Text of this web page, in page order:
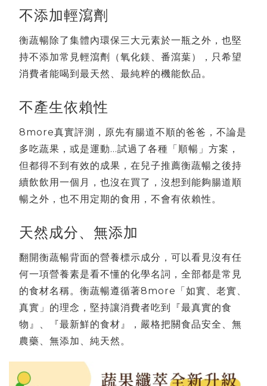
不添加輕瀉劑
衡蔬暢除了集體內環保三大元素於一瓶之外，也堅
持不添加常見輕瀉劑（氧化鎂、番瀉葉），只希望
消費者能喝到最天然、最純粹的機能飲品。
不產生依賴性
8more真實評測，原先有腸道不順的爸爸，不論是
多吃蔬果，或是運動...試過了各種「順暢」方案，
但都得不到有效的成果，在兒子推薦衡蔬暢之後持
續飲飲用一個月，也沒在買了，沒想到能夠腸道順
暢之外，也不用定期的食用，不會有依賴性。
天然成分、無添加
翻開衡蔬暢背面的營養標示成分，可以看見沒有任
何一項營養素是看不懂的化學名詞，全部都是常見
的食材名稱。衡蔬暢遵循著8more「如實、老實、
真實」的理念，堅持讓消費者吃到『最真實的食
物』、『最新鮮的食材』，嚴格把關食品安全、無
農藥、無添加、純天然。